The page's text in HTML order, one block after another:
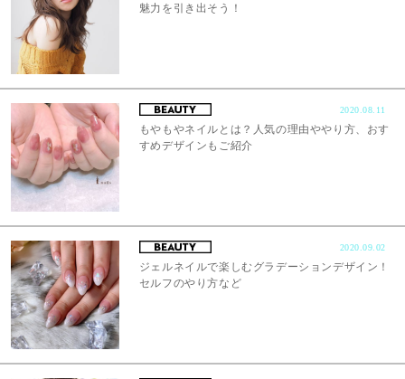
魅力を引き出そう！
2020.08.11
もやもやネイルとは？人気の理由ややり方、おす
すめデザインもご紹介
2020.09.02
ジェルネイルで楽しむグラデーションデザイン！
セルフのやり方など